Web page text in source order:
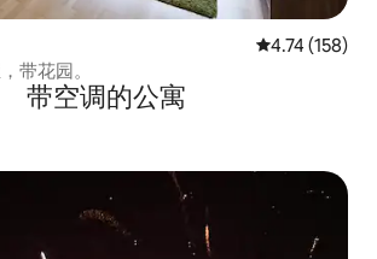
平均评分 4.74
4.74 (158)
带花园。
带空调的公寓